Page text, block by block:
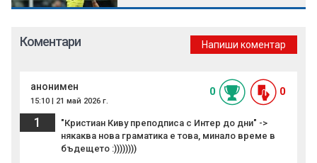
Коментари Напиши коментар
анонимен
15:10 | 21 май 2026 г.
0 0
1
"Кристиан Киву преподписа с Интер до дни" ->
някаква нова граматика е това, минало време в
бъдещето :))))))))